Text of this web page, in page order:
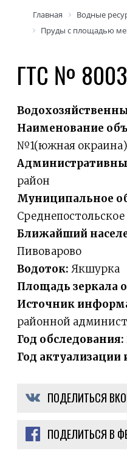
Главная
Водные
Пруды с площадью
ГТС №
Наименование
№1(южная окраина)
район
Муниципальное
Среднепостольское
Ближайший
Пивоварово
Водоток: Якшурка
Площадь зеркала
Источник
районной
Год обследования:
Год
ПОДЕЛИТЬСЯ
ПОДЕЛИТЬСЯ В